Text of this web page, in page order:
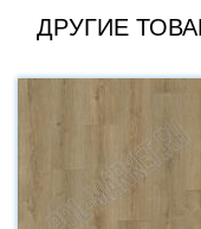
ДРУГИЕ